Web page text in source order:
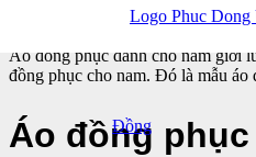
Gợi ý 5 mẫu áo đồng phục cổ trụ
Áo đồng phục dành cho nam giới
đồng phục cho nam. Đó là mẫu
Áo đồng